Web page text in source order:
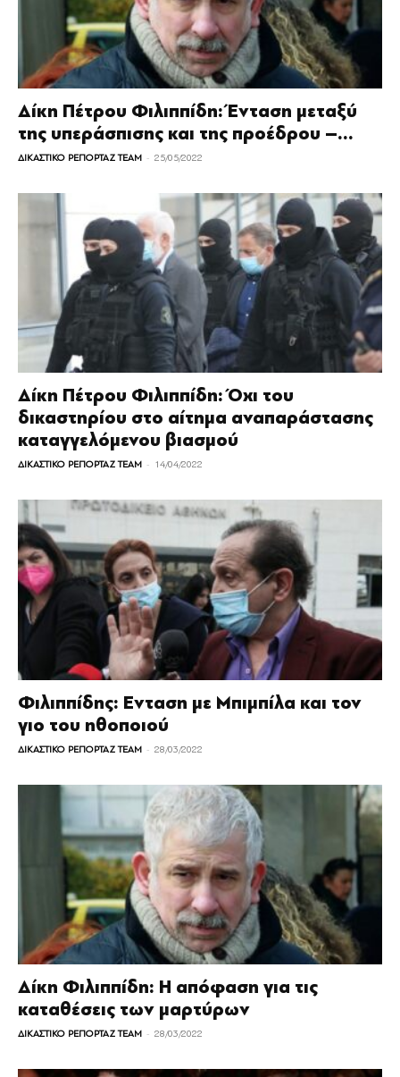
Δίκη Πέτρου Φιλιππίδη: Ένταση μεταξύ
της υπεράσπισης και της προέδρου –...
ΔΙΚΑΣΤΙΚΟ ΡΕΠΟΡΤΑΖ TEAM - 25/05/2022
Δίκη Πέτρου Φιλιππίδη: Όχι του
δικαστηρίου στο αίτημα αναπαράστασης
καταγγελόμενου βιασμού
ΔΙΚΑΣΤΙΚΟ ΡΕΠΟΡΤΑΖ TEAM - 14/04/2022
Φιλιππίδης: Ενταση με Μπιμπίλα και τον
γιο του ηθοποιού
ΔΙΚΑΣΤΙΚΟ ΡΕΠΟΡΤΑΖ TEAM - 28/03/2022
Δίκη Φιλιππίδη: Η απόφαση για τις
καταθέσεις των μαρτύρων
ΔΙΚΑΣΤΙΚΟ ΡΕΠΟΡΤΑΖ TEAM - 28/03/2022